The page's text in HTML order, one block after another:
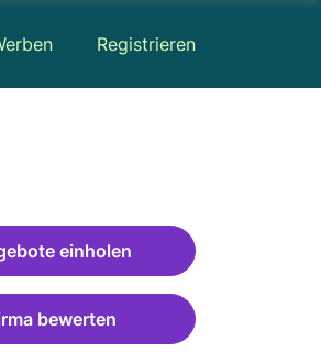
Registrieren
einholen
bewerten